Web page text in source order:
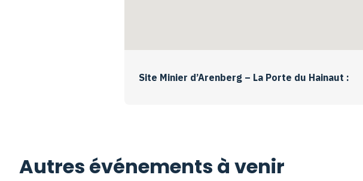
Site Minier d’Arenberg – La Porte du Hainaut :
Autres événements à venir